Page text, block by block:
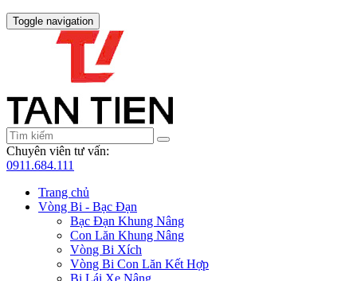
Toggle navigation
Chuyên viên tư vấn:
0911.684.111
Trang chủ
Vòng Bi - Bạc Đạn
Bạc Đạn Khung Nâng
Con Lăn Khung Nâng
Vòng Bi Xích
Vòng Bi Con Lăn Kết Hợp
Bi Lái Xe Nâng